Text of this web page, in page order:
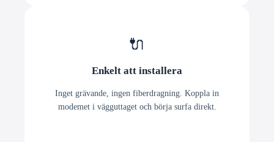
🔌
Enkelt att installera
Inget grävande, ingen fiberdragning. Koppla in
modemet i vägguttaget och börja surfa direkt.